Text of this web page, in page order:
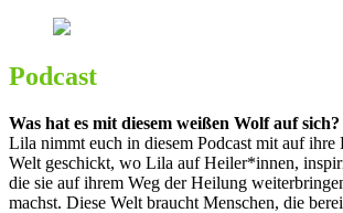
Podcast
Was hat es mit diesem weißen Wolf auf
Lila nimmt euch in diesem Podcast mit auf
Welt geschickt, wo Lila auf Heiler*innen,
die sie auf ihrem Weg der Heilung
machst. Diese Welt braucht Menschen, die